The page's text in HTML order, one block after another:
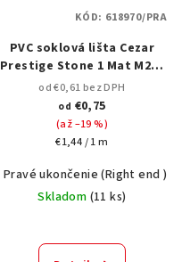
PVC soklová lišta Cezar
Prestige Stone 1 Mat M253
– 75 mm, 2,5 m
od €0,61 bez DPH
od €0,75
(až –19 %)
Jednotková
€1,44 / 1 m
Pravé ukončenie (Right end )
Skladom (11 ks)
KÓD: 618970/PRA